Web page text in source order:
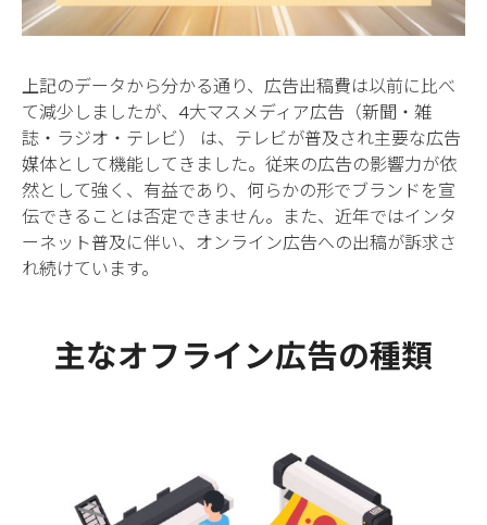
上記のデータから分かる通り、広告出稿費は以前に比べ
て減少しましたが、4大マスメディア広告（新聞・雑
誌・ラジオ・テレビ） は、テレビが普及され主要な広告
媒体として機能してきました。従来の広告の影響力が依
然として強く、有益であり、何らかの形でブランドを宣
伝できることは否定できません。また、近年ではインタ
ーネット普及に伴い、オンライン広告への出稿が訴求さ
れ続けています。
主なオフライン広告の種類